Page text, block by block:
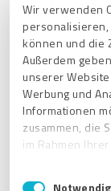
Wir verwenden
können und die
Außerdem
unserer
Werbung und
Informationen
zusammen, die
im Rahmen
Impressum
E
Notwendig
Si ya has
el cambio
Artículos